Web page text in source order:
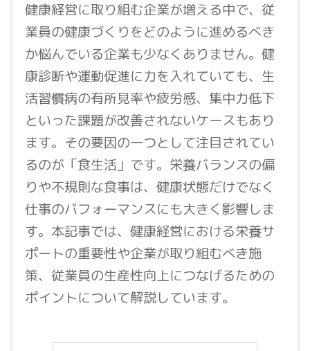
健康経営に取り組む企業が増える中で、従
業員の健康づくりをどのように進めるべき
か悩んでいる企業も少なくありません。健
康診断や運動促進に力を入れていても、生
活習慣病の有所見率や疲労感、集中力低下
といった課題が改善されないケースもあり
ます。その要因の一つとして注目されてい
るのが「食生活」です。栄養バランスの偏
りや不規則な食事は、健康状態だけでなく
仕事のパフォーマンスにも大きく影響しま
す。本記事では、健康経営における栄養サ
ポートの重要性や企業が取り組むべき施
策、従業員の生産性向上につなげるための
ポイントについて解説しています。